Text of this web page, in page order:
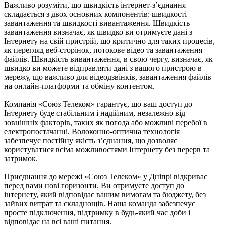
Важливо розуміти, що швидкість інтернет-з’єднання
складається з двох основних компонентів: швидкості
завантаження та швидкості вивантаження. Швидкість
завантаження визначає, як швидко ви отримуєте дані з
Інтернету на свій пристрій, що критично для таких процесів,
як перегляд веб-сторінок, потокове відео та завантаження
файлів. Швидкість вивантаження, в свою чергу, визначає, як
швидко ви можете відправляти дані з вашого пристрою в
мережу, що важливо для відеодзвінків, завантаження файлів
на онлайн-платформи та обміну контентом.
Компанія «Союз Телеком» гарантує, що ваш доступ до
Інтернету буде стабільним і надійним, незалежно від
зовнішніх факторів, таких як погода або можливі перебої в
електропостачанні. Волоконно-оптична технологія
забезпечує постійну якість з’єднання, що дозволяє
користуватися всіма можливостями Інтернету без перерв та
затримок.
Приєднання до мережі «Союз Телеком» у Дніпрі відкриває
перед вами нові горизонти. Ви отримуєте доступ до
інтернету, який відповідає вашим вимогам та бюджету, без
зайвих витрат та складнощів. Наша команда забезпечує
просте підключення, підтримку в будь-який час доби і
відповідає на всі ваші питання.